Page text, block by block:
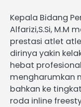
Kepala Bidang
Alfarizi,S.Si, M.M
prestasi atlet
dirinya yakin
hebat
mengharumkan
bahkan ke
roda inline